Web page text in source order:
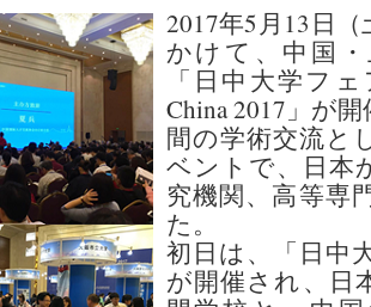
2017年5月13日
かけて、中国
「日中大学フ
China 2017」が
間の学術交流と
ベントで、日本
究機関、高等専
た。
初日は、「日中
が開催され、日